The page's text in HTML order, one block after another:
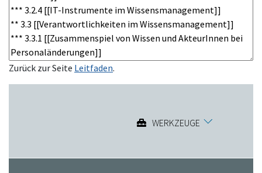
Zurück zur Seite Leitfaden.
WERKZEUGE